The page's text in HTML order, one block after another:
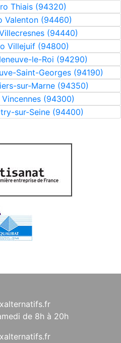
Thiais (94320)
Valenton (94460)
(94440)
Villejuif (94800)
le-Roi (94290)
Saint-Georges (94190)
sur-Marne (94350)
(94300)
sur-Seine (94400)
de 8h à 20h